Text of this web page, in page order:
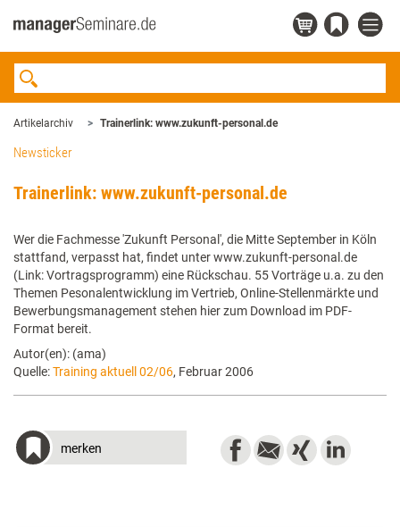
Artikelarchiv Trainerlink: www.zukunft-personal.de
Newsticker
Trainerlink: www.zukunft-personal.de
Wer die Fachmesse 'Zukunft Personal', die Mitte September in Köln
stattfand, verpasst hat, findet unter www.zukunft-personal.de
(Link: Vortragsprogramm) eine Rückschau. 55 Vorträge u.a. zu den
Themen Pesonalentwicklung im Vertrieb, Online-Stellenmärkte und
Bewerbungsmanagement stehen hier zum Download im PDF-
Format bereit.
Autor(en): (ama)
Quelle:Training aktuell 02/06, Februar 2006
merken